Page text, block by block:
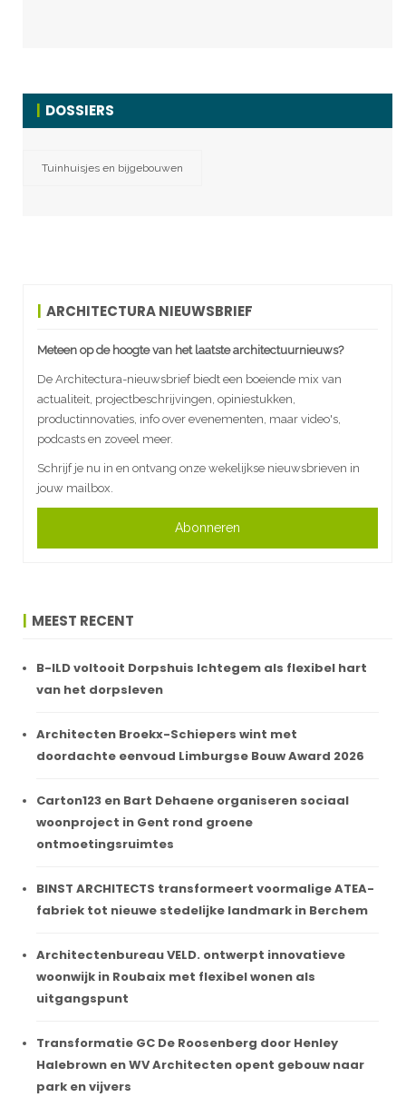
DOSSIERS
Tuinhuisjes en bijgebouwen
ARCHITECTURA NIEUWSBRIEF
Meteen op de hoogte van het laatste architectuurnieuws?
De Architectura-nieuwsbrief biedt een boeiende mix van
actualiteit, projectbeschrijvingen, opiniestukken,
productinnovaties, info over evenementen, maar video's,
podcasts en zoveel meer.
Schrijf je nu in en ontvang onze wekelijkse nieuwsbrieven in
jouw mailbox.
Abonneren
MEEST RECENT
B-ILD voltooit Dorpshuis Ichtegem als flexibel hart
van het dorpsleven
Architecten Broekx-Schiepers wint met
doordachte eenvoud Limburgse Bouw Award 2026
Carton123 en Bart Dehaene organiseren sociaal
woonproject in Gent rond groene
ontmoetingsruimtes
BINST ARCHITECTS transformeert voormalige ATEA-
fabriek tot nieuwe stedelijke landmark in Berchem
Architectenbureau VELD. ontwerpt innovatieve
woonwijk in Roubaix met flexibel wonen als
uitgangspunt
Transformatie GC De Roosenberg door Henley
Halebrown en WV Architecten opent gebouw naar
park en vijvers